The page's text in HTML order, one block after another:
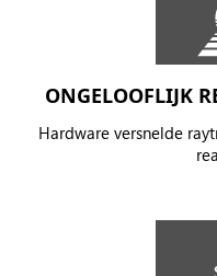
ONGELOOFLIJK
Hardware versnelde